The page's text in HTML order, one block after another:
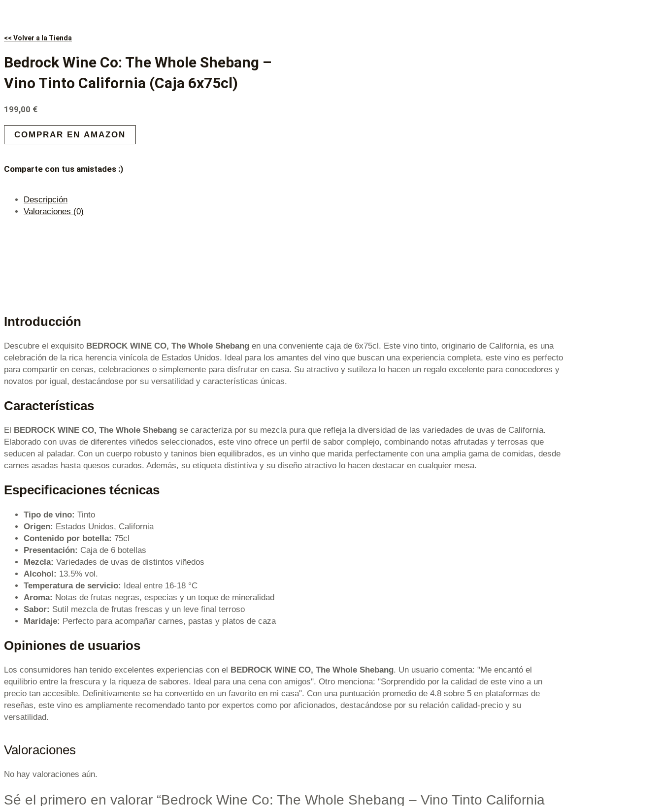
<< Volver a la Tienda
Bedrock Wine Co: The Whole Shebang –
Vino Tinto California (Caja 6x75cl)
199,00 €
COMPRAR EN AMAZON
Comparte con tus amistades :)
Descripción
Valoraciones (0)
Introducción
Descubre el exquisito BEDROCK WINE CO, The Whole Shebang en una conveniente caja de 6x75cl. Este vino tinto, originario de California, es una
celebración de la rica herencia vinícola de Estados Unidos. Ideal para los amantes del vino que buscan una experiencia completa, este vino es perfecto
para compartir en cenas, celebraciones o simplemente para disfrutar en casa. Su atractivo y sutileza lo hacen un regalo excelente para conocedores y
novatos por igual, destacándose por su versatilidad y características únicas.
Características
El BEDROCK WINE CO, The Whole Shebang se caracteriza por su mezcla pura que refleja la diversidad de las variedades de uvas de California.
Elaborado con uvas de diferentes viñedos seleccionados, este vino ofrece un perfil de sabor complejo, combinando notas afrutadas y terrosas que
seducen al paladar. Con un cuerpo robusto y taninos bien equilibrados, es un vinho que marida perfectamente con una amplia gama de comidas, desde
carnes asadas hasta quesos curados. Además, su etiqueta distintiva y su diseño atractivo lo hacen destacar en cualquier mesa.
Especificaciones técnicas
Tipo de vino: Tinto
Origen: Estados Unidos, California
Contenido por botella: 75cl
Presentación: Caja de 6 botellas
Mezcla: Variedades de uvas de distintos viñedos
Alcohol: 13.5% vol.
Temperatura de servicio: Ideal entre 16-18 °C
Aroma: Notas de frutas negras, especias y un toque de mineralidad
Sabor: Sutil mezcla de frutas frescas y un leve final terroso
Maridaje: Perfecto para acompañar carnes, pastas y platos de caza
Opiniones de usuarios
Los consumidores han tenido excelentes experiencias con el BEDROCK WINE CO, The Whole Shebang. Un usuario comenta: "Me encantó el
equilibrio entre la frescura y la riqueza de sabores. Ideal para una cena con amigos". Otro menciona: "Sorprendido por la calidad de este vino a un
precio tan accesible. Definitivamente se ha convertido en un favorito en mi casa". Con una puntuación promedio de 4.8 sobre 5 en plataformas de
reseñas, este vino es ampliamente recomendado tanto por expertos como por aficionados, destacándose por su relación calidad-precio y su
versatilidad.
Valoraciones
No hay valoraciones aún.
Sé el primero en valorar “Bedrock Wine Co: The Whole Shebang – Vino Tinto California